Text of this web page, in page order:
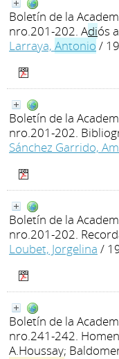
Boletín de la
nro.201-202. Adiós a
Larraya, Antonio /
Boletín de la
nro.201-202.
Sánchez Garrido,
Boletín de la
nro.201-202.
Loubet, Jorgelina /
Boletín de la
nro.241-242.
A.Houssay;